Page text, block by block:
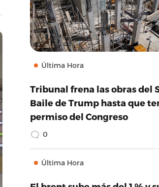
Última Hora
Tribunal frena las obras del
Baile de Trump hasta que
permiso del Congreso
0
Última Hora